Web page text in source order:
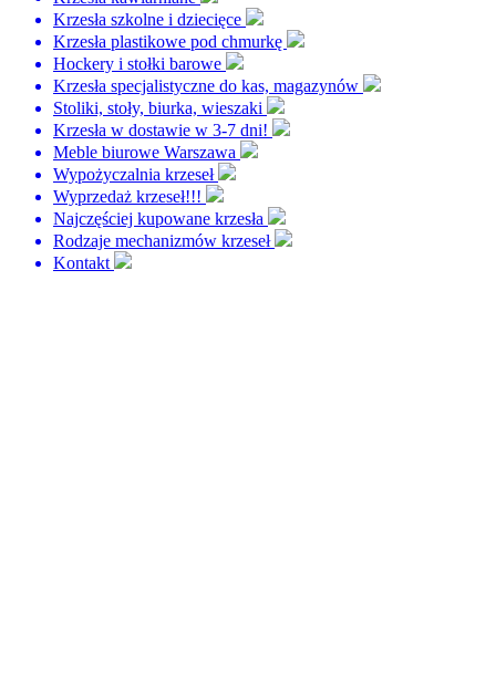
Krzesła szkolne i dziecięce
Krzesła plastikowe pod chmurkę
Hockery i stołki barowe
Krzesła specjalistyczne do kas, magazynów
Stoliki, stoły, biurka, wieszaki
Krzesła w dostawie w 3-7 dni!
Meble biurowe Warszawa
Wypożyczalnia krzeseł
Wyprzedaż krzeseł!!!
Najczęściej kupowane krzesła
Rodzaje mechanizmów krzeseł
Kontakt